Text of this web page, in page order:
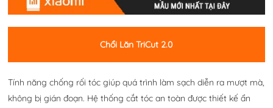
Chổi Lăn TriCut 2.0
Tính năng chống rối tóc giúp quá trình làm sạch diễn ra mượt mà,
không bị gián đoạn. Hệ thống cắt tóc an toàn được thiết kế ẩn